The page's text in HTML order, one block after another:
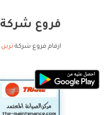
فروع شركة
ارقام فروع شركة ترين